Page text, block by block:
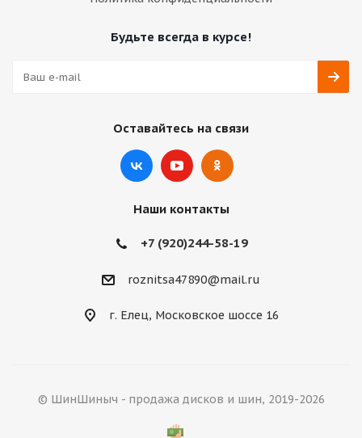
Будьте всегда в курсе!
Оставайтесь на связи
Наши контакты
+7 (920)244-58-19
roznitsa47890@mail.ru
г. Елец, Московское шоссе 16
© ШинШиныч - продажа дисков и шин, 2019-2026